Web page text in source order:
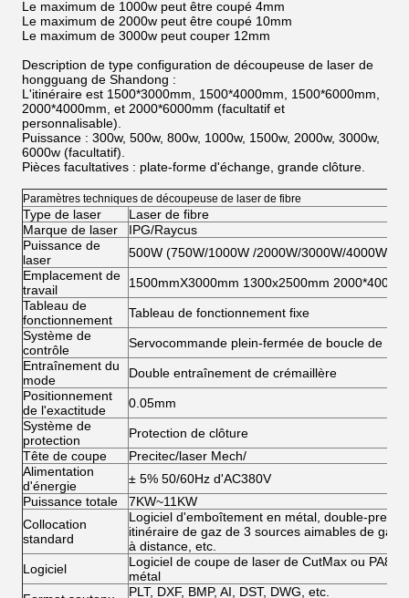
Le maximum de 1000w peut être coupé 4mm
Le maximum de 2000w peut être coupé 10mm
Le maximum de 3000w peut couper 12mm
Description de type configuration de découpeuse de laser de
hongguang de Shandong :
L'itinéraire est 1500*3000mm, 1500*4000mm, 1500*6000mm,
2000*4000mm, et 2000*6000mm (facultatif et
personnalisable).
Puissance : 300w, 500w, 800w, 1000w, 1500w, 2000w, 3000w,
6000w (facultatif).
Pièces facultatives : plate-forme d'échange, grande clôture.
Paramètres techniques de découpeuse de laser de fibre
Type de laser
Laser de fibre
Marque de laser
IPG/Raycus
Puissance de
laser
500W (750W/1000W /2000W/3000W/4000W
Emplacement de
travail
1500mmX3000mm 1300x2500mm
Tableau de
fonctionnement
Tableau de fonctionnement fixe
Système de
contrôle
Servocommande plein-fermée de boucle de
Entraînement du
mode
Double entraînement de crémaillère
Positionnement
de l'exactitude
0.05mm
Système de
protection
Protection de clôture
Tête de coupe
Precitec/laser Mech/
Alimentation
d'énergie
± 5% 50/60Hz d'AC380V
Puissance totale
7KW~11KW
Collocation
standard
Logiciel d'emboîtement en métal, double-
itinéraire de gaz de 3 sources aimables de
à distance, etc.
Logiciel
Logiciel de coupe de laser de CutMax ou
métal
PLT, DXF, BMP, AI, DST, DWG, etc.